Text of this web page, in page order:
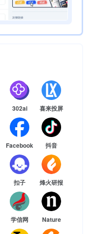
302ai 喜来投屏
Facebook 抖音
扣子 烽火研报
学信网 Nature